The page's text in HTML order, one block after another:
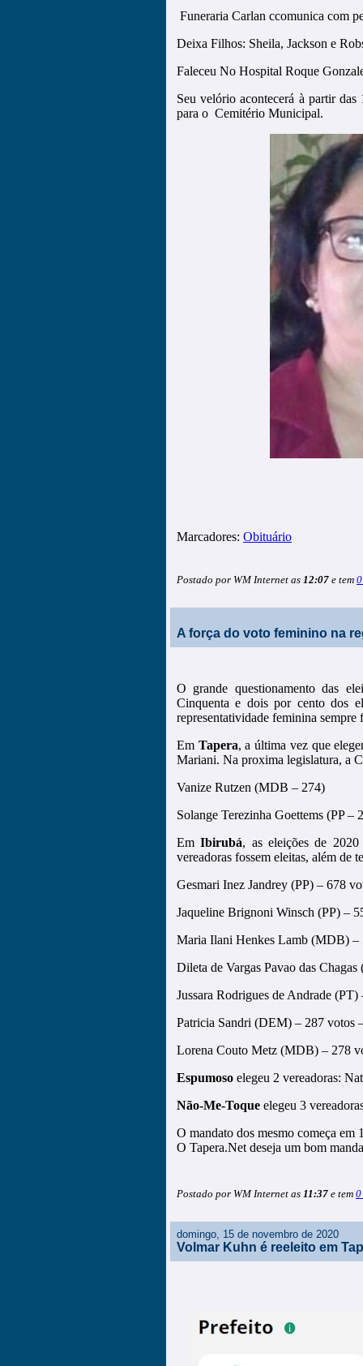
Funeraria Carlan ccomunica com
Deixa Filhos: Sheila, Jackson e
Faleceu No Hospital Roque
Seu velório acontecerá à partir
para o Cemitério Municipal.
Marcadores: Obituário
Postado por WM Internet as 12:07 e tem
A força do voto feminino na
O grande questionamento das
Cinquenta e dois por cento dos
representatividade feminina
Em Tapera, a última vez que
Mariani. Na proxima legislatura, a
Vanize Rutzen (MDB – 274)
Solange Terezinha Goettems (PP –
EmIbirubá, as eleições de
vereadoras fossem eleitas, além de
Gesmari Inez Jandrey (PP) – 678
Jaqueline Brignoni Winsch (PP) –
Maria Ilani Henkes Lamb (MDB) –
Dileta de Vargas Pavao das
Jussara Rodrigues de Andrade
Patricia Sandri (DEM) – 287 votos
Lorena Couto Metz (MDB) – 278
Espumoso elegeu 2 vereadoras:
Não-Me-Toque elegeu 3
O mandato dos mesmo começa em
O Tapera.Net deseja um bom
Postado por WM Internet as 11:37 e tem 0
domingo, 15 de novembro de 2020
Volmar Kuhn é reeleito em